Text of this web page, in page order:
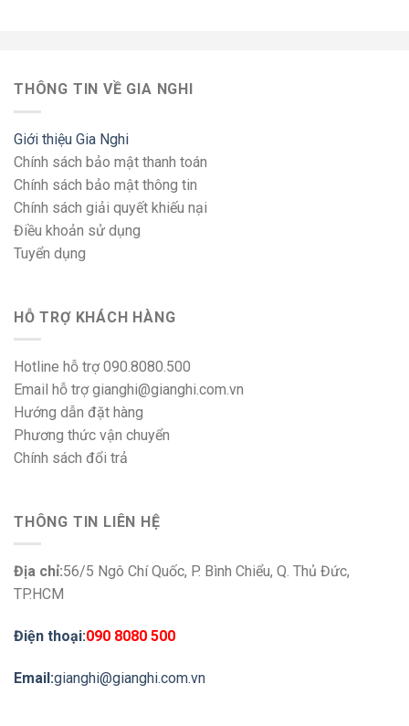
THÔNG TIN VỀ GIA NGHI
Giới thiệu Gia Nghi
Chính sách bảo mật thanh toán
Chính sách bảo mật thông tin
Chính sách giải quyết khiếu nại
Điều khoản sử dụng
Tuyển dụng
HỖ TRỢ KHÁCH HÀNG
Hotline hỗ trợ 090.8080.500
Email hỗ trợ gianghi@gianghi.com.vn
Hướng dẫn đặt hàng
Phương thức vận chuyển
Chính sách đổi trả
THÔNG TIN LIÊN HỆ
Địa chỉ:56/5 Ngô Chí Quốc, P. Bình Chiểu, Q. Thủ Đức,
TP.HCM
Điện thoại:090 8080 500
Email:gianghi@gianghi.com.vn